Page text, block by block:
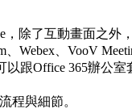
除了互動畫面之外
Webex、VooV
以跟Office 365辦公
程與細節。